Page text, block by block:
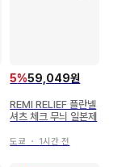
5%59,049원
REMI RELIEF 플란넬
셔츠 체크 무늬 일본제
도쿄 ・ 1시간 전